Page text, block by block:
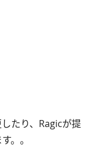
たり、Ragicが提
。。